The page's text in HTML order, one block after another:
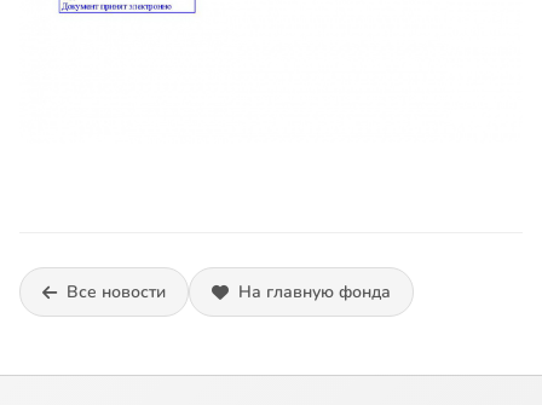
Все новости На главную фонда